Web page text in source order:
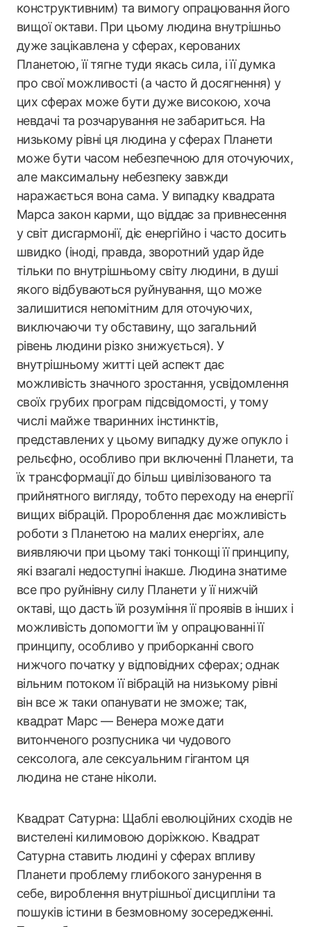
конструктивним) та вимогу опрацювання його
вищої октави. При цьому людина внутрішньо
дуже зацікавлена у сферах, керованих
Планетою, її тягне туди якась сила, і її думка
про свої можливості (а часто й досягнення) у
цих сферах може бути дуже високою, хоча
невдачі та розчарування не забариться. На
низькому рівні ця людина у сферах Планети
може бути часом небезпечною для оточуючих,
але максимальну небезпеку завжди
наражається вона сама. У випадку квадрата
Марса закон карми, що віддає за привнесення
у світ дисгармонії, діє енергійно і часто досить
швидко (іноді, правда, зворотний удар йде
тільки по внутрішньому світу людини, в душі
якого відбуваються руйнування, що може
залишитися непомітним для оточуючих,
виключаючи ту обставину, що загальний
рівень людини різко знижується). У
внутрішньому житті цей аспект дає
можливість значного зростання, усвідомлення
своїх грубих програм підсвідомості, у тому
числі майже тваринних інстинктів,
представлених у цьому випадку дуже опукло і
рельєфно, особливо при включенні Планети, та
їх трансформації до більш цивілізованого та
прийнятного вигляду, тобто переходу на енергії
вищих вібрацій. Пророблення дає можливість
роботи з Планетою на малих енергіях, але
виявляючи при цьому такі тонкощі її принципу,
які взагалі недоступні інакше. Людина знатиме
все про руйнівну силу Планети у її нижчій
октаві, що дасть їй розуміння її проявів в інших і
можливість допомогти їм у опрацюванні її
принципу, особливо у приборканні свого
нижчого початку у відповідних сферах; однак
вільним потоком її вібрацій на низькому рівні
він все ж таки опанувати не зможе; так,
квадрат Марс — Венера може дати
витонченого розпусника чи чудового
сексолога, але сексуальним гігантом ця
людина не стане ніколи.
Квадрат Сатурна: Щаблі еволюційних сходів не
вистелені килимовою доріжкою. Квадрат
Сатурна ставить людині у сферах впливу
Планети проблему глибокого занурення в
себе, вироблення внутрішньої дисципліни та
пошуків істини в безмовному зосередженні.